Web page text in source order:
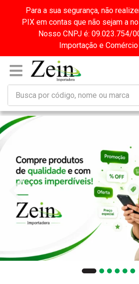
Para a sua segurança, não
PIX em contas que não sejam a
Nosso CNPJ é: 09.023.754/
Importação e Comércio